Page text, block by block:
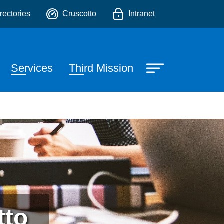
Cruscotto Intranet
Services Third Mission